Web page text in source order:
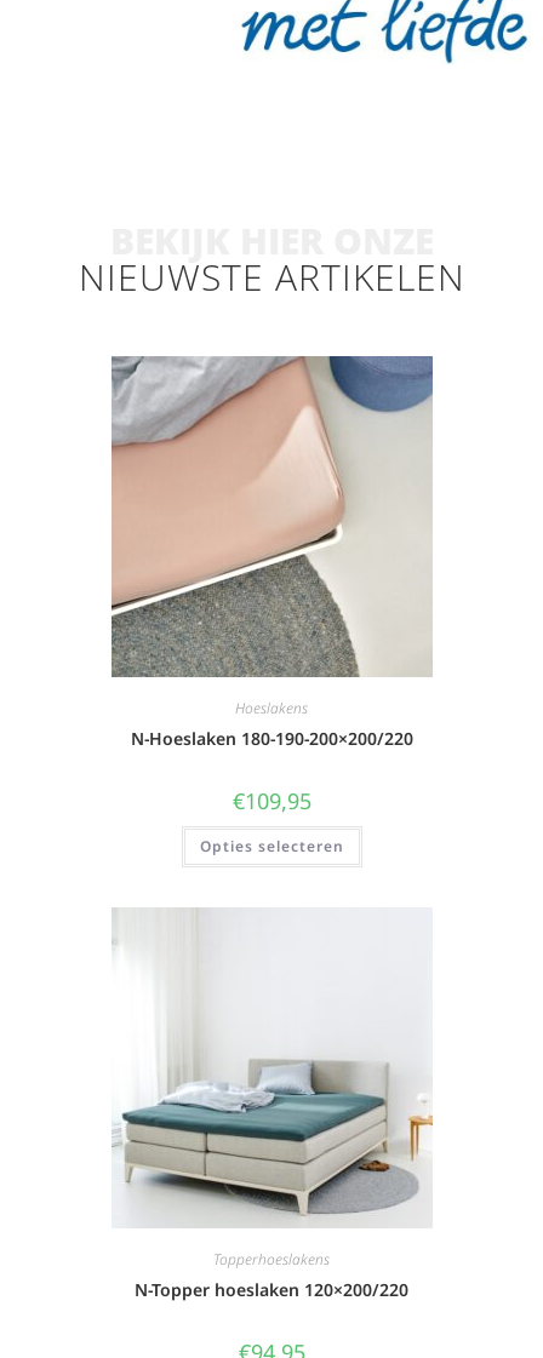
NIEUWSTE ARTIKELEN
Hoeslakens
N-Hoeslaken 180-190-200×200/220
€109,95
Opties selecteren
Topperhoeslakens
N-Topper hoeslaken 120×200/220
€94,95